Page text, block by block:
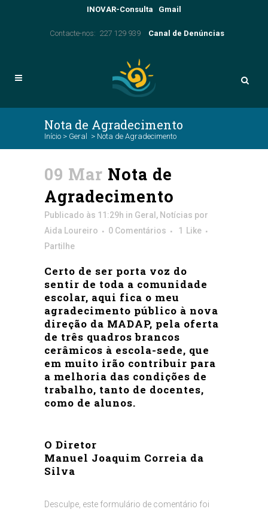
INOVAR-Consulta Gmail
Contacte-nos: 227 129 939 Canal de Denúncias
Nota de Agradecimento
Início > Geral > Nota de Agradecimento
09 Mar Nota de
Agradecimento
Publicado às 11:29h in Geral , Notícias por
Aida Loureiro
0 Comentários 1
Like
Partilhe
Certo de ser porta voz do
sentir de toda a comunidade
escolar, aqui fica o meu
agradecimento público à nova
direção da MADAP, pela oferta
de três quadros brancos
cerâmicos à escola-sede, que
em muito irão contribuir para
a melhoria das condições de
trabalho, tanto de docentes,
como de alunos.
O Diretor
Manuel Joaquim Correia da
Silva
Desculpe, este formulário de comentário foi